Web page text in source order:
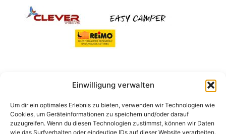
Einwilligung verwalten
Um dir ein optimales Erlebnis zu bieten, verwenden wir Technologien wie
Cookies, um Geräteinformationen zu speichern und/oder darauf
zuzugreifen. Wenn du diesen Technologien zustimmst, können wir Daten
wie das Surfverhalten oder eindeutige IDs auf dieser Website verarbeiten.
nach: